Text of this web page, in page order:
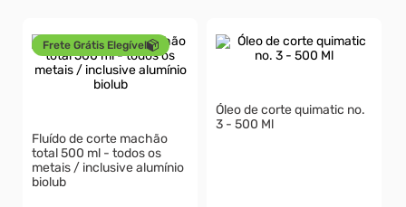
Frete Grátis Elegível
Fluído de corte machão
total 500 ml - todos os
metais / inclusive alumínio
biolub
Óleo de corte quimatic no.
3 - 500 Ml